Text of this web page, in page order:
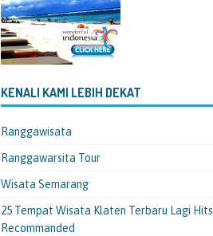
KENALI KAMI LEBIH DEKAT
Ranggawisata
Ranggawarsita Tour
Wisata Semarang
25 Tempat Wisata Klaten Terbaru Lagi Hits
Recommanded